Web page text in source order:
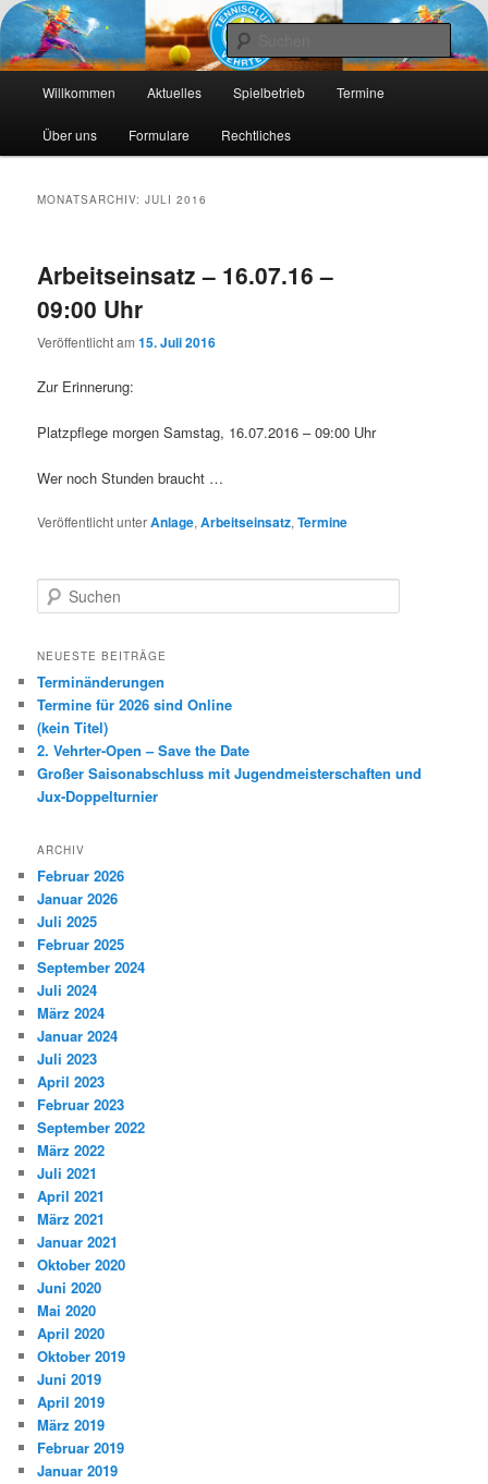
Tennis-Vehrte
Die Webseite des Tennisclub Vehrte e. V.
Zum
primären
Zum
sekundären
Willkommen Aktuelles Spielbetrieb Termine
Über uns Formulare Rechtliches
MONATSARCHIV:JULI 2016
Arbeitseinsatz – 16.07.16 –
09:00 Uhr
Veröffentlicht am15. Juli 2016
Zur Erinnerung:
Platzpflege morgen Samstag, 16.07.2016 – 09:00 Uhr
Wer noch Stunden braucht …
Veröffentlicht unterAnlage,Arbeitseinsatz,Termine
u
h
n
NEUESTE BEITRÄGE
Terminänderungen
Termine für 2026 sind Online
(kein Titel)
2. Vehrter-Open – Save the Date
Großer Saisonabschluss mit Jugendmeisterschaften und
Jux-Doppelturnier
ARCHIV
Februar 2026
Januar 2026
Juli 2025
Februar 2025
September 2024
Juli 2024
März 2024
Januar 2024
Juli 2023
April 2023
Februar 2023
September 2022
März 2022
Juli 2021
April 2021
März 2021
Januar 2021
Oktober 2020
Juni 2020
Mai 2020
April 2020
Oktober 2019
Juni 2019
April 2019
März 2019
Februar 2019
Januar 2019